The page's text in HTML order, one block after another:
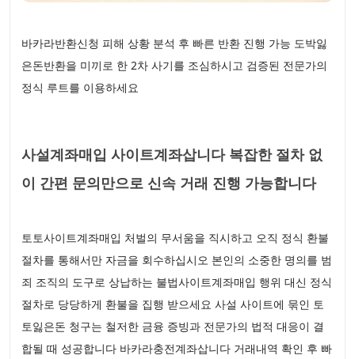
바카라반환신청 피해 상황 분석 후 빠른 반환 진행 가능 도박잃
은돈반환을 미끼로 한 2차 사기를 조심하시고 검증된 전문가의
정식 루트를 이용하세요
사설계좌매입 사이트계좌삽니다 복잡한 절차 없
이 간편 문의만으로 신속 거래 진행 가능합니다
토토사이트계좌매입 처벌의 무서움을 직시하고 오직 정식 환불
절차를 통해서만 자금을 회수하십시오 본인의 소중한 명의를 범
죄 조직의 도구로 상납하는 불법사이트계좌매입 행위 대신 정식
절차로 당당하게 환불을 집행 받으세요 사설 사이트에 묶인 토
토잃은돈 청구는 철저한 금융 증빙과 전문가의 법적 대응이 결
합될 때 성공합니다 바카라충전계좌삽니다 거래내역 확인 후 빠